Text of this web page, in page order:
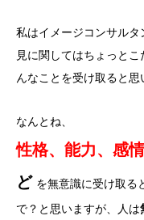
私はイメージコンサル
見に関してはちょっとこ
んなことを受け取ると思
なんとね、
性格、能力、感
ど を無意識に受け取る
で？と思いますが、人は